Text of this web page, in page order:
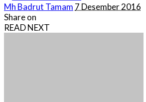
Posted
by
Mh Badrut Tamam 7 Desember 2016
Share on
READ NEXT